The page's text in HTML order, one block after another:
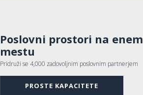
Poslovni prostori na enem
mestu
Pridruži se 4,000 zadovoljnim poslovnim partnerjem
PROSTE KAPACITETE